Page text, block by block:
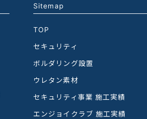
Sitemap
TOP
セキュリティ
ボルダリング設置
ウレタン素材
セキュリティ事業 施工実績
エンジョイクラブ 施工実績